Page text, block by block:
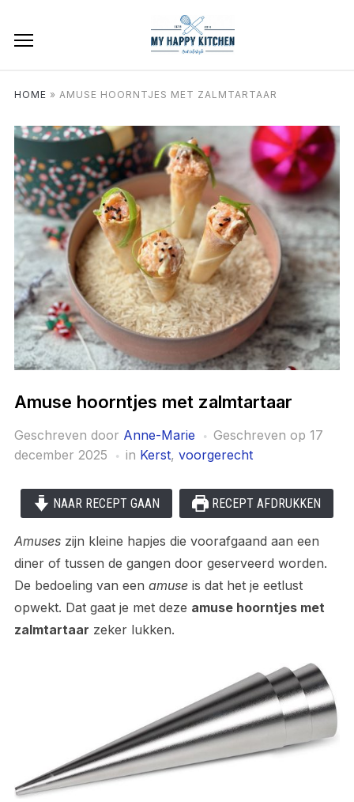
HOME » AMUSE HOORNTJES MET ZALMTARTAAR
Amuse hoorntjes met zalmtartaar
Geschreven door Anne-Marie Geschreven op 17
december 2025
in Kerst, voorgerecht
NAAR RECEPT GAAN RECEPT AFDRUKKEN
Amuseszijn kleine hapjes die voorafgaand aan een
diner of tussen de gangen door geserveerd worden.
De bedoeling van een amuseis dat het je eetlust
opwekt. Dat gaat je met deze amuse hoorntjes met
zalmtartaar zeker lukken.